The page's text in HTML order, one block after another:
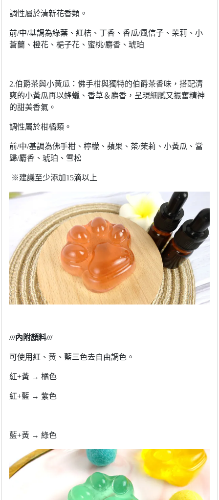
調性屬於清新花香類。
前/中/基調為綠葉、紅桔、丁香、香瓜/風信子、茉莉、小
蒼蘭、橙花、梔子花、蜜桃/麝香、琥珀
2.伯爵茶與小黃瓜：佛手柑與獨特的伯爵茶香味，搭配清
爽的小黃瓜再以蜂蠟、香草＆麝香，呈現細膩又振奮精神
的甜美香氣。
調性屬於柑橘類。
前/中/基調為佛手柑、檸檬、蘋果、茶/茉莉、小黃瓜、當
歸/麝香、琥珀、雪松
※建議至少添加15滴以上
///內附顏料///
可使用紅、黃、藍三色去自由調色。
紅+黃 → 橘色
紅+藍 → 紫色
藍+黃 → 綠色